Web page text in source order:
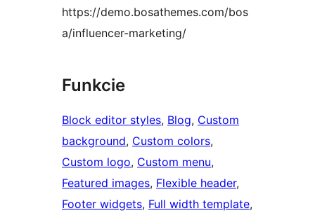
https://demo.bosathemes.com/bos
a/influencer-marketing/
Funkcie
Block editor styles, Blog, Custom
background, Custom colors
Custom logo, Custom menu
Featured images, Flexible header
Footer widgets, Full width template